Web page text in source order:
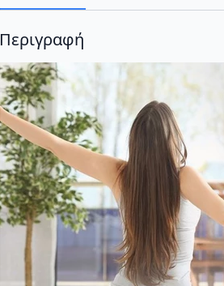
Περιγραφή